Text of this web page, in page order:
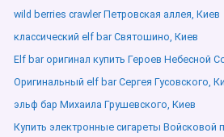
wild berries crawler Петровская аллея, Киев
классический elf bar Святошино, Киев
Elf bar оригинал купить Героев Небесной
Оригинальный elf bar Сергея Гусовского,
эльф бар Михаила Грушевского, Киев
Купить электронные сигареты Войсковой